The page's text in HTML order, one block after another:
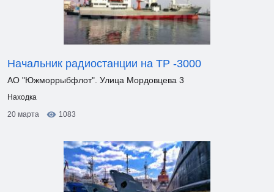
Начальник радиостанции на ТР -3000
АО "Южморрыбфлот". Улица Мордовцева 3
Находка
20 марта
1083